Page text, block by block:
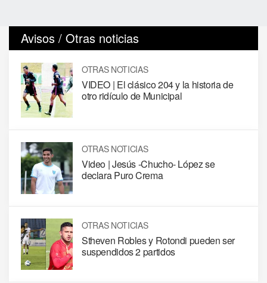
Avisos / Otras noticias
OTRAS NOTICIAS
VIDEO | El clásico 204 y la historia de
otro ridículo de Municipal
OTRAS NOTICIAS
Video | Jesús -Chucho- López se
declara Puro Crema
OTRAS NOTICIAS
Stheven Robles y Rotondi pueden ser
suspendidos 2 partidos